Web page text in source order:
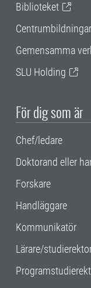
Biblioteket
Gemensamma
SLU Holding
För dig som är
Chef/ledare
Doktorand eller
Forskare
Handläggare
Kommunikatör
Lärare/